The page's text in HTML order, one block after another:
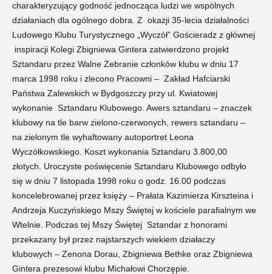
charakteryzujący godność jednocząca ludzi we wspólnych
działaniach dla ogólnego dobra. Z okazji 35-lecia działalności
Ludowego Klubu Turystycznego „Wyczół” Gościeradz z głównej
inspiracji Kolegi Zbigniewa Gintera zatwierdzono projekt
Sztandaru przez Walne Zebranie członków klubu w dniu 17
marca 1998 roku i zlecono Pracowni – Zakład Hafciarski
Państwa Zalewskich w Bydgoszczy przy ul. Kwiatowej
wykonanie Sztandaru Klubowego. Awers sztandaru – znaczek
klubowy na tle barw zielono-czerwonych, rewers sztandaru –
na zielonym tle wyhaftowany autoportret Leona
Wyczółkowskiego. Koszt wykonania Sztandaru 3.800,00
złotych. Uroczyste poświęcenie Sztandaru Klubowego odbyło
się w dniu 7 listopada 1998 roku o godz. 16.00 podczas
koncelebrowanej przez księży – Prałata Kazimierza Kirszteina i
Andrzeja Kuczyńskiego Mszy Świętej w kościele parafialnym we
Wtelnie. Podczas tej Mszy Świętej Sztandar z honorami
przekazany był przez najstarszych wiekiem działaczy
klubowych – Zenona Dorau, Zbigniewa Bethke oraz Zbigniewa
Gintera prezesowi klubu Michałowi Chorzępie.